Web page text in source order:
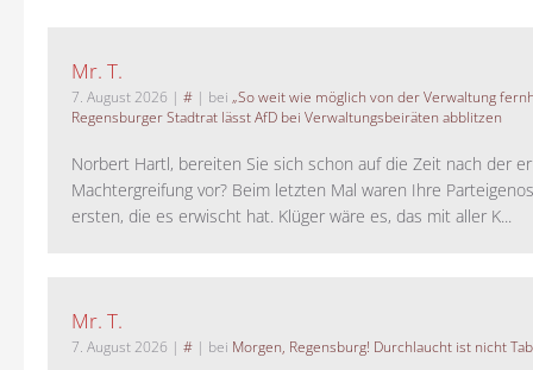
Mr. T.
7. August 2026 | # | bei „So weit wie möglich von der Verwaltung
Regensburger Stadtrat lässt AfD bei Verwaltungsbeiräten abblitzen
Norbert Hartl, bereiten Sie sich schon auf die Zeit nach der
Machtergreifung vor? Beim letzten Mal waren Ihre
ersten, die es erwischt hat. Klüger wäre es, das mit aller K...
Mr. T.
7. August 2026 | # | bei Morgen, Regensburg! Durchlaucht ist nicht